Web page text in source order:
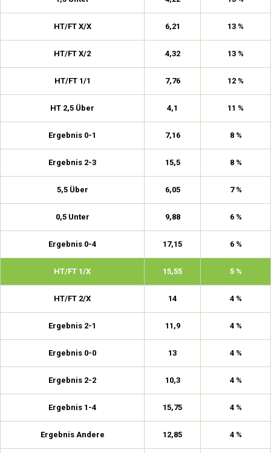
HT/FT X/X 6,21 13 %
HT/FT X/2 4,32 13 %
HT/FT 1/1 7,76 12 %
HT 2,5 Über 4,1 11 %
Ergebnis 0-1 7,16 8 %
Ergebnis 2-3 15,5 8 %
5,5 Über 6,05 7 %
0,5 Unter 9,88 6 %
Ergebnis 0-4 17,15 6 %
HT/FT 1/X 15,55 5 %
HT/FT 2/X 14 4 %
Ergebnis 2-1 11,9 4 %
Ergebnis 0-0 13 4 %
Ergebnis 2-2 10,3 4 %
Ergebnis 1-4 15,75 4 %
Ergebnis Andere 12,85 4 %